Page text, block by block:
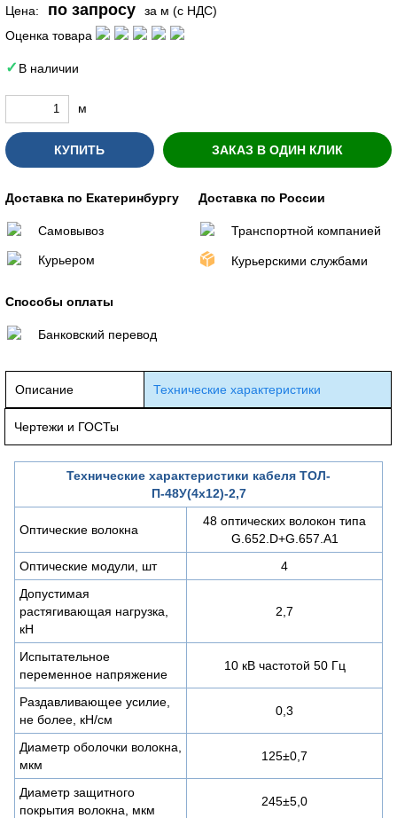
Цена: по запросу
за м (с НДС)
Оценка товара
В наличии
м
КУПИТЬ ЗАКАЗ В ОДИН КЛИК
Доставка по Екатеринбургу
Самовывоз
Курьером
Доставка по России
Транспортной компанией
Курьерскими службами
Способы оплаты
Банковский перевод
Описание Технические характеристики
Чертежи и ГОСТы
Технические характеристики кабеля ТОЛ-
П-48У(4х12)-2,7
Оптические волокна
48 оптических волокон типа
G.652.D+G.657.A1
Оптические модули, шт
4
Допустимая
растягивающая нагрузка,
кН
2,7
Испытательное
переменное напряжение
10 кВ частотой 50 Гц
Раздавливающее усилие,
не более, кН/см
0,3
Диаметр оболочки волокна,
мкм
125±0,7
Диаметр защитного
покрытия волокна, мкм
245±5,0